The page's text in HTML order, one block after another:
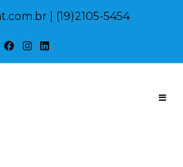
| (19)2105-5454